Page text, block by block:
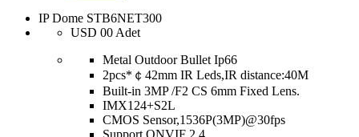
IP Dome STB6NET300
USD 00 Adet
Metal Outdoor Bullet Ip66
2pcs*￠42mm IR Leds,IR distance:40M
Built-in 3MP /F2 CS 6mm Fixed Lens.
IMX124+S2L
CMOS Sensor,1536P(3MP)@30fps
Support ONVIF 2.4